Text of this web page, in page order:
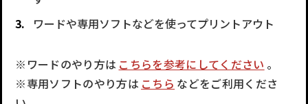
ワードや専用ソフトなどを使ってプリントアウト
※ワードのやり方は こちらを参考にしてください 。
※専用ソフトのやり方は こちら などをご利用くださ